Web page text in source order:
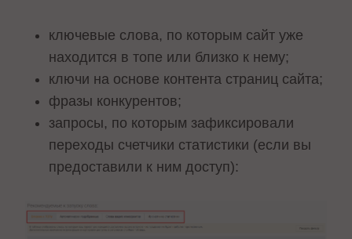
ключевые слова, по которым сайт уже
находится в топе или близко к нему;
ключи на основе контента страниц сайта;
фразы конкурентов;
запросы, по которым зафиксировали
переходы счетчики статистики (если вы
предоставили к ним доступ):